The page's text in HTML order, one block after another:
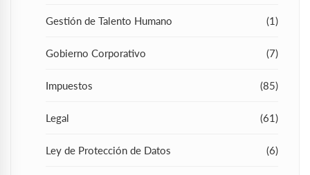
Gestión de Talento Humano (1)
Gobierno Corporativo (7)
Impuestos (85)
Legal (61)
Ley de Protección de Datos (6)